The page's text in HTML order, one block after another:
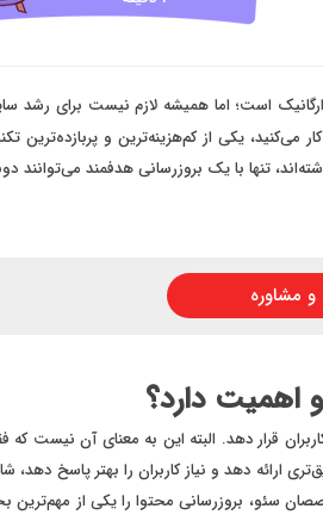
امکانات دیوار
دهی پزشکان
است؛ اما همیشه لازم نیست برای رشد
می‌کنید، یکی از کم‌هزینه‌ترین و پربازده‌ترین
تنها با یک بروزرسانی هدفمند می‌توانند
مشاوره
اهمیت دارد؟
قرار دهد. البته این به معنای آن نیست
ارائه دهد و نیاز کاربران را بهتر پاسخ
سئو، بروزرسانی محتوا را یکی از مهم‌ترین